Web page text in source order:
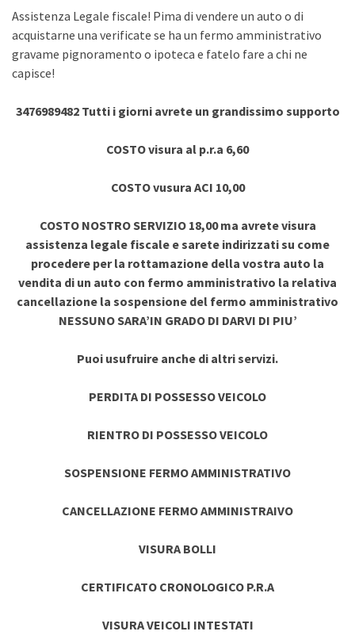
Assistenza Legale fiscale! Pima di vendere un auto o di
acquistarne una verificate se ha un fermo amministrativo
gravame pignoramento o ipoteca e fatelo fare a chi ne
capisce!
3476989482 Tutti i giorni avrete un grandissimo supporto
COSTO visura al p.r.a 6,60
COSTO vusura ACI 10,00
COSTO NOSTRO SERVIZIO 18,00 ma avrete visura
assistenza legale fiscale e sarete indirizzati su come
procedere per la rottamazione della vostra auto la
vendita di un auto con fermo amministrativo la relativa
cancellazione la sospensione del fermo amministrativo
NESSUNO SARA’IN GRADO DI DARVI DI PIU’
Puoi usufruire anche di altri servizi.
PERDITA DI POSSESSO VEICOLO
RIENTRO DI POSSESSO VEICOLO
SOSPENSIONE FERMO AMMINISTRATIVO
CANCELLAZIONE FERMO AMMINISTRAIVO
VISURA BOLLI
CERTIFICATO CRONOLOGICO P.R.A
VISURA VEICOLI INTESTATI